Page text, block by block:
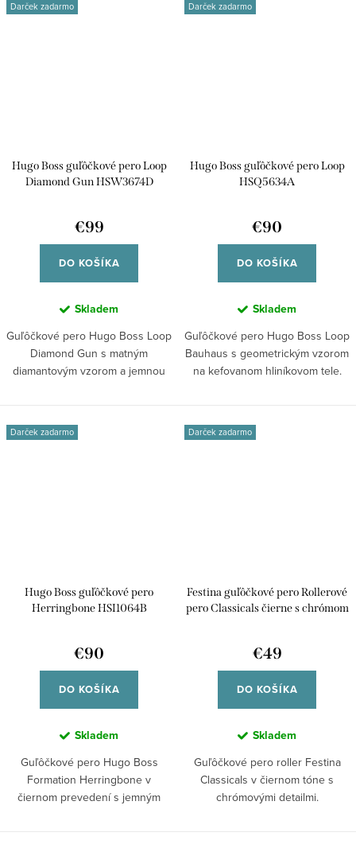
Darček zadarmo
Hugo Boss guľôčkové pero Loop
Diamond Gun HSW3674D
€99
DO KOŠÍKA
Skladem
Guľôčkové pero Hugo Boss Loop
Diamond Gun s matným
diamantovým vzorom a jemnou
Darček zadarmo
Hugo Boss guľôčkové pero Loop
HSQ5634A
€90
DO KOŠÍKA
Skladem
Guľôčkové pero Hugo Boss Loop
Bauhaus s geometrickým vzorom
na kefovanom hliníkovom tele.
Darček zadarmo
Hugo Boss guľôčkové pero
Herringbone HSI1064B
€90
DO KOŠÍKA
Skladem
Guľôčkové pero Hugo Boss
Formation Herringbone v
čiernom prevedení s jemným
Darček zadarmo
Festina guľôčkové pero Rollerové
pero Classicals čierne s chrómom
€49
DO KOŠÍKA
Skladem
Guľôčkové pero roller Festina
Classicals v čiernom tóne s
chrómovými detailmi.